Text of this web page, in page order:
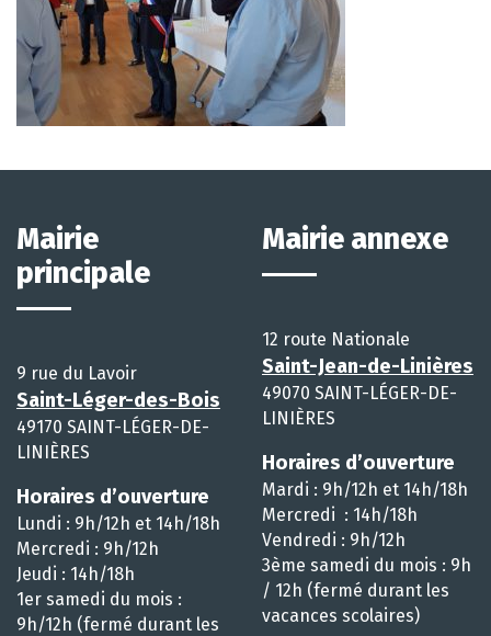
Mairie
principale
9 rue du Lavoir
Saint-Léger-des-Bois
49170 SAINT-LÉGER-DE-
LINIÈRES
Horaires d’ouverture
Lundi : 9h/12h et 14h/18h
Mercredi : 9h/12h
Jeudi : 14h/18h
1er samedi du mois :
9h/12h (fermé durant les
Mairie annexe
12 route Nationale
Saint-Jean-de-Linières
49070 SAINT-LÉGER-DE-
LINIÈRES
Horaires d’ouverture
Mardi : 9h/12h et 14h/18h
Mercredi : 14h/18h
Vendredi : 9h/12h
3ème samedi du mois : 9h
/ 12h (fermé durant les
vacances scolaires)